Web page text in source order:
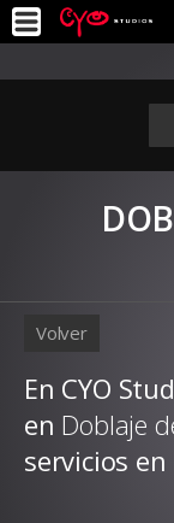
Volver
En CYO
en Doblaje
servicios en